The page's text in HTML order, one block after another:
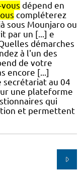
dépend en
compléterez
sous Mounjaro ou
par un [...] e
démarches
à l'un des
de votre
encore [...]
secrétariat au 04
une plateforme
qui
et permettent